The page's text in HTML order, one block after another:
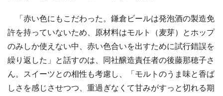
「赤い色にもこだわった。鎌倉ビールは発泡酒の製造免
許を持っていないため、原材料はモルト（麦芽）とホップ
のみしか使えない中、赤い色合いを出すために試行錯誤を
繰り返した」と話すのは、同社醸造責任者の後藤那穂子さ
ん。スイーツとの相性も考慮し、「モルトのうま味と香ば
しさを感じさせつつ、重過ぎなくて甘みがすっと切れる期